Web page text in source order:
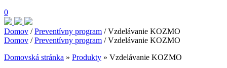
0
Domov /Preventívny program / Vzdelávanie KOZMO
Domov /Preventívny program / Vzdelávanie KOZMO
Domovská stránka » Produkty » Vzdelávanie KOZMO